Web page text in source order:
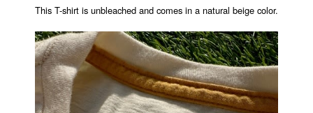
This T-shirt is unbleached and comes in a natural beige color.